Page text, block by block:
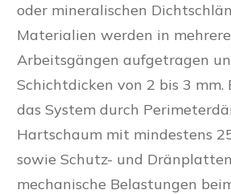
oder mineralischen
Materialien werden in
Arbeitsgängen aufgetragen
Schichtdicken von 2 bis 3
das System durch
Hartschaum mit mindestens
sowie Schutz- und
mechanische Belastungen